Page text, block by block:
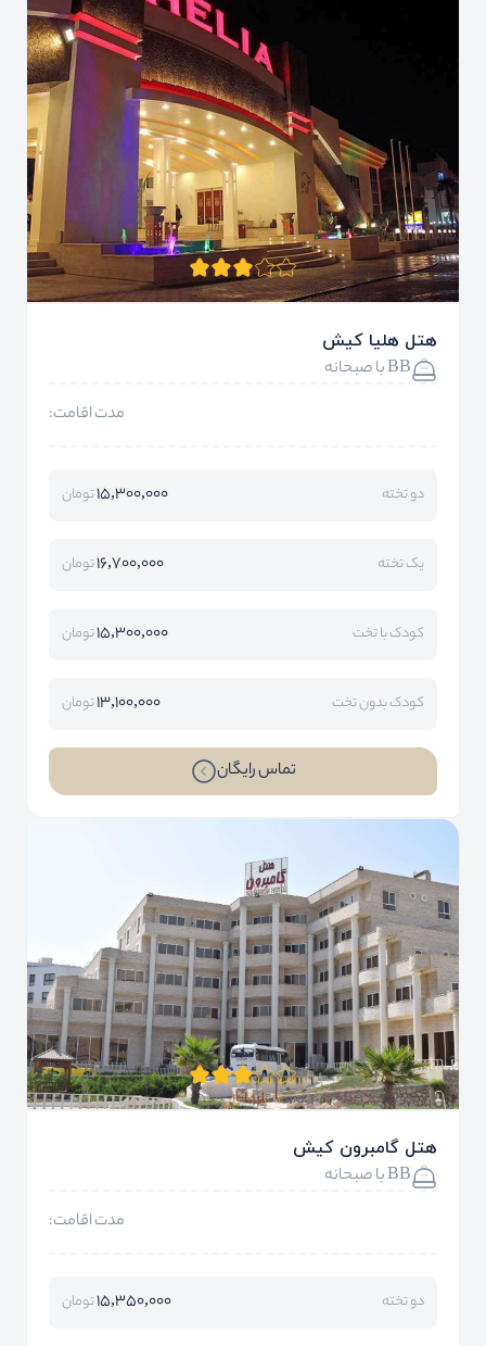
هتل هلیا کیش
BB با صبحانه
مدت اقامت:
دو تخته 15,300,000تومان
یک تخته 16,700,000تومان
کودک با تخت 15,300,000تومان
کودک بدون تخت 13,100,000تومان
تماس رایگان
هتل گامبرون کیش
BB با صبحانه
مدت اقامت:
دو تخته 15,350,000تومان